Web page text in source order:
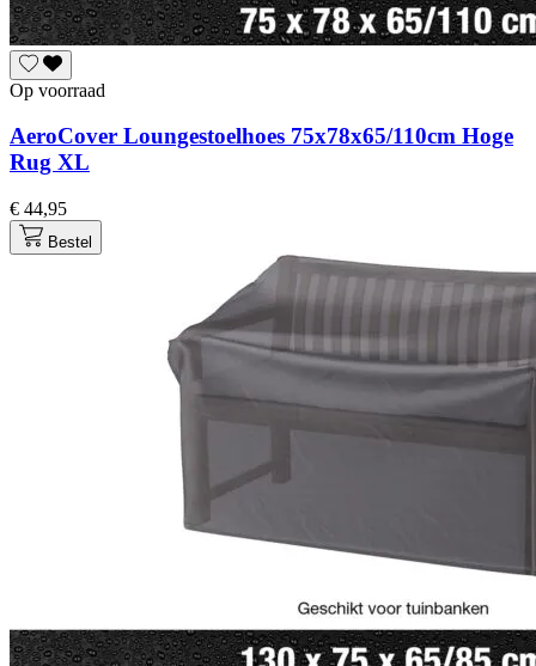
Op voorraad
AeroCover Loungestoelhoes 75x78x65/110cm Hoge
Rug XL
€ 44,95
Bestel